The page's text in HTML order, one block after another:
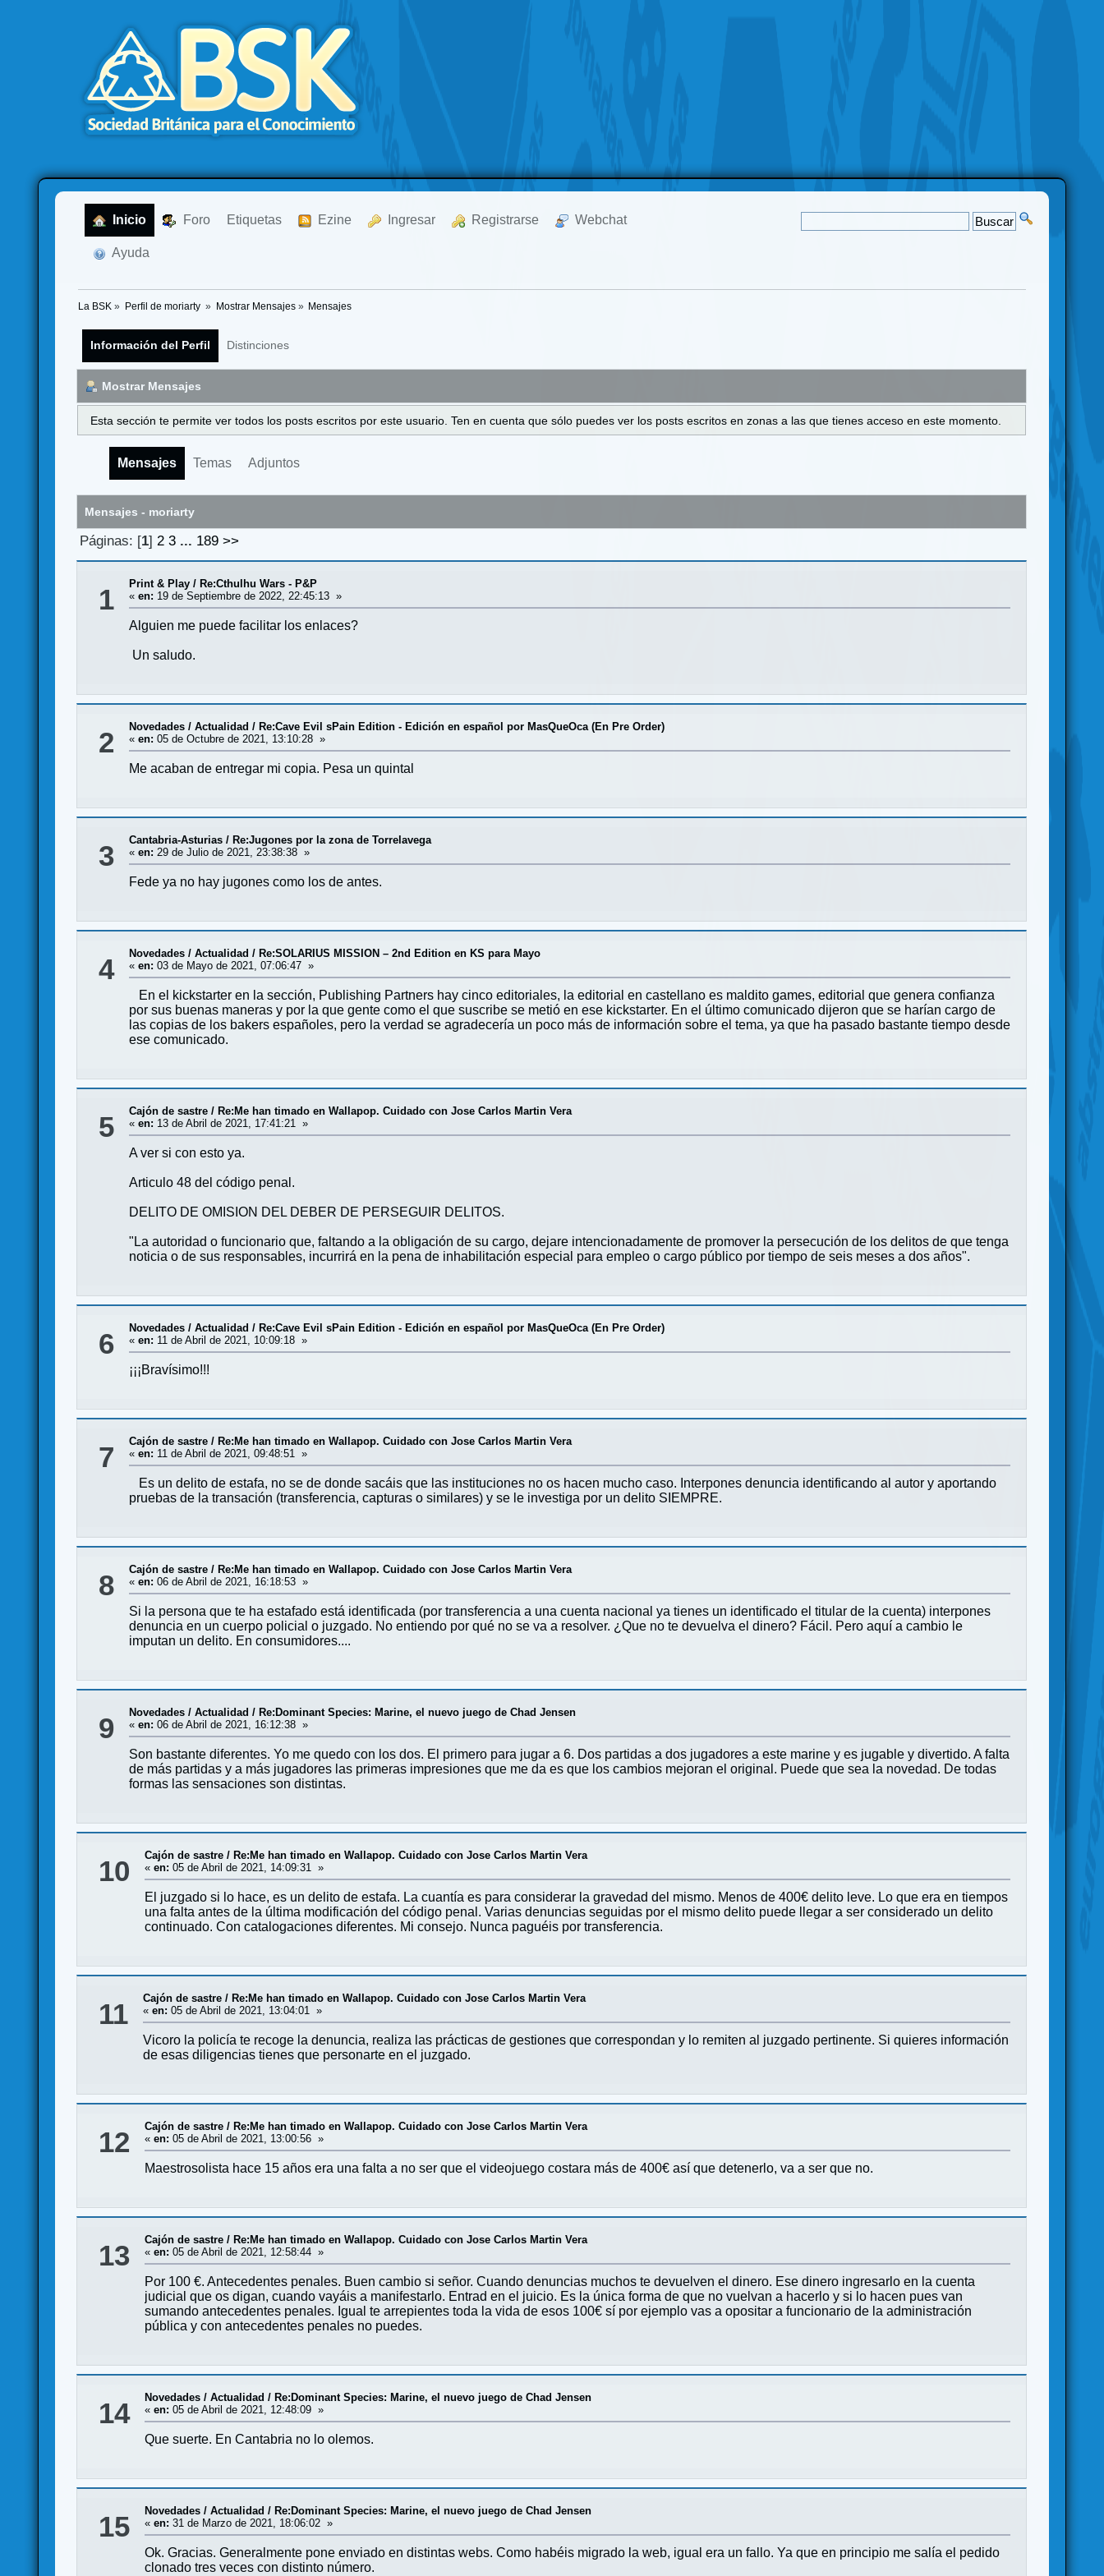
Inicio Foro Etiquetas Ezine Ingresar Registrarse Webchat
Ayuda
La BSK » Perfil de moriarty » Mostrar Mensajes» Mensajes
Información del Perfil Distinciones
Mostrar Mensajes
Esta sección te permite ver todos los posts escritos por este usuario. Ten en cuenta que sólo puedes ver los posts escritos en zonas a las que tienes acceso en este momento.
Mensajes Temas Adjuntos
Mensajes - moriarty
Páginas: [1] 2 3 ... 189 >>
1 Print & Play / Re:Cthulhu Wars - P&P
«en: 19 de Septiembre de 2022, 22:45:13 »
Alguien me puede facilitar los enlaces?
Un saludo.
2 Novedades / Actualidad / Re:Cave Evil sPain Edition - Edición en español por MasQueOca (En Pre Order)
«en: 05 de Octubre de 2021, 13:10:28 »
Me acaban de entregar mi copia. Pesa un quintal
3 Cantabria-Asturias / Re:Jugones por la zona de Torrelavega
«en: 29 de Julio de 2021, 23:38:38 »
Fede ya no hay jugones como los de antes.
4 Novedades / Actualidad / Re:SOLARIUS MISSION – 2nd Edition en KS para Mayo
«en: 03 de Mayo de 2021, 07:06:47 »
En el kickstarter en la sección, Publishing Partners hay cinco editoriales, la editorial en castellano es maldito games, editorial que genera confianza
por sus buenas maneras y por la que gente como el que suscribe se metió en ese kickstarter. En el último comunicado dijeron que se harían cargo de
las copias de los bakers españoles, pero la verdad se agradecería un poco más de información sobre el tema, ya que ha pasado bastante tiempo desde
ese comunicado.
5 Cajón de sastre / Re:Me han timado en Wallapop. Cuidado con Jose Carlos Martin Vera
«en: 13 de Abril de 2021, 17:41:21 »
A ver si con esto ya.
Articulo 48 del código penal.
DELITO DE OMISION DEL DEBER DE PERSEGUIR DELITOS.
"La autoridad o funcionario que, faltando a la obligación de su cargo, dejare intencionadamente de promover la persecución de los delitos de que tenga
noticia o de sus responsables, incurrirá en la pena de inhabilitación especial para empleo o cargo público por tiempo de seis meses a dos años".
6 Novedades / Actualidad / Re:Cave Evil sPain Edition - Edición en español por MasQueOca (En Pre Order)
«en: 11 de Abril de 2021, 10:09:18 »
¡¡¡Bravísimo!!!
7 Cajón de sastre / Re:Me han timado en Wallapop. Cuidado con Jose Carlos Martin Vera
«en: 11 de Abril de 2021, 09:48:51 »
Es un delito de estafa, no se de donde sacáis que las instituciones no os hacen mucho caso. Interpones denuncia identificando al autor y aportando
pruebas de la transación (transferencia, capturas o similares) y se le investiga por un delito SIEMPRE.
8 Cajón de sastre / Re:Me han timado en Wallapop. Cuidado con Jose Carlos Martin Vera
«en: 06 de Abril de 2021, 16:18:53 »
Si la persona que te ha estafado está identificada (por transferencia a una cuenta nacional ya tienes un identificado el titular de la cuenta) interpones
denuncia en un cuerpo policial o juzgado. No entiendo por qué no se va a resolver. ¿Que no te devuelva el dinero? Fácil. Pero aquí a cambio le
imputan un delito. En consumidores....
9 Novedades / Actualidad / Re:Dominant Species: Marine, el nuevo juego de Chad Jensen
«en: 06 de Abril de 2021, 16:12:38 »
Son bastante diferentes. Yo me quedo con los dos. El primero para jugar a 6. Dos partidas a dos jugadores a este marine y es jugable y divertido. A falta
de más partidas y a más jugadores las primeras impresiones que me da es que los cambios mejoran el original. Puede que sea la novedad. De todas
formas las sensaciones son distintas.
10 Cajón de sastre / Re:Me han timado en Wallapop. Cuidado con Jose Carlos Martin Vera
«en: 05 de Abril de 2021, 14:09:31 »
El juzgado si lo hace, es un delito de estafa. La cuantía es para considerar la gravedad del mismo. Menos de 400€ delito leve. Lo que era en tiempos
una falta antes de la última modificación del código penal. Varias denuncias seguidas por el mismo delito puede llegar a ser considerado un delito
continuado. Con catalogaciones diferentes. Mi consejo. Nunca paguéis por transferencia.
11 Cajón de sastre / Re:Me han timado en Wallapop. Cuidado con Jose Carlos Martin Vera
«en: 05 de Abril de 2021, 13:04:01 »
Vicoro la policía te recoge la denuncia, realiza las prácticas de gestiones que correspondan y lo remiten al juzgado pertinente. Si quieres información
de esas diligencias tienes que personarte en el juzgado.
12 Cajón de sastre / Re:Me han timado en Wallapop. Cuidado con Jose Carlos Martin Vera
«en: 05 de Abril de 2021, 13:00:56 »
Maestrosolista hace 15 años era una falta a no ser que el videojuego costara más de 400€ así que detenerlo, va a ser que no.
13 Cajón de sastre / Re:Me han timado en Wallapop. Cuidado con Jose Carlos Martin Vera
«en: 05 de Abril de 2021, 12:58:44 »
Por 100 €. Antecedentes penales. Buen cambio si señor. Cuando denuncias muchos te devuelven el dinero. Ese dinero ingresarlo en la cuenta
judicial que os digan, cuando vayáis a manifestarlo. Entrad en el juicio. Es la única forma de que no vuelvan a hacerlo y si lo hacen pues van
sumando antecedentes penales. Igual te arrepientes toda la vida de esos 100€ sí por ejemplo vas a opositar a funcionario de la administración
pública y con antecedentes penales no puedes.
14 Novedades / Actualidad / Re:Dominant Species: Marine, el nuevo juego de Chad Jensen
«en: 05 de Abril de 2021, 12:48:09 »
Que suerte. En Cantabria no lo olemos.
15 Novedades / Actualidad / Re:Dominant Species: Marine, el nuevo juego de Chad Jensen
«en: 31 de Marzo de 2021, 18:06:02 »
Ok. Gracias. Generalmente pone enviado en distintas webs. Como habéis migrado la web, igual era un fallo. Ya que en principio me salía el pedido
clonado tres veces con distinto número.